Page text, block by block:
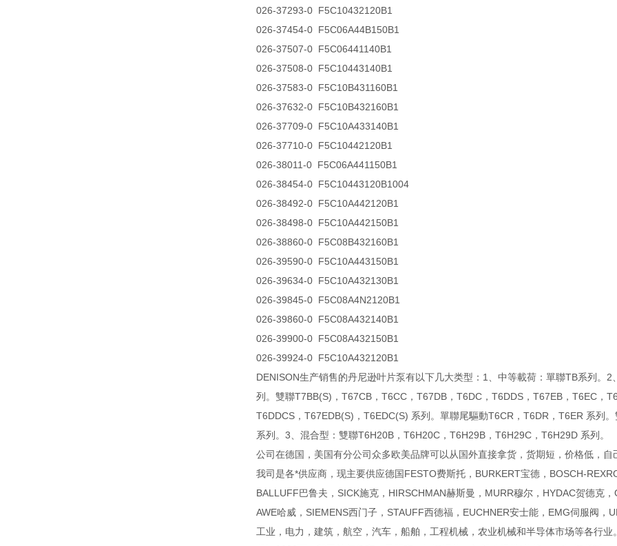
026-37293-0 F5C10432120B1
026-37454-0 F5C06A44B150B1
026-37507-0 F5C06441140B1
026-37508-0 F5C10443140B1
026-37583-0 F5C10B431160B1
026-37632-0 F5C10B432160B1
026-37709-0 F5C10A433140B1
026-37710-0 F5C10442120B1
026-38011-0 F5C06A441150B1
026-38454-0 F5C10443120B1004
026-38492-0 F5C10A442120B1
026-38498-0 F5C10A442150B1
026-38860-0 F5C08B432160B1
026-39590-0 F5C10A443150B1
026-39634-0 F5C10A432130B1
026-39845-0 F5C08A4N2120B1
026-39860-0 F5C08A432140B1
026-39900-0 F5C08A432150B1
026-39924-0 F5C10A432120B1
DENISON生产销售的丹尼逊叶片泵有以下几大类型：1、中等載荷：單聯TB系列。
列。雙聯T7BB(S)，T67CB，T6CC，T67DB，T6DC，T6DDS，T67EB，T6EC，
T6DDCS，T67EDB(S)，T6EDC(S) 系列。單聯尾驅動T6CR，T6DR，T6ER 系列
系列。3、混合型：雙聯T6H20B，T6H20C，T6H29B，T6H29C，T6H29D 系列。
公司在德国，美国有分公司众多欧美品牌可以从国外直接拿货，货期短，价格低，
我司是各*供应商，现主要供应德国FESTO费斯托，BURKERT宝德，BOSCH-
BALLUFF巴鲁夫，SICK施克，HIRSCHMAN赫斯曼，MURR穆尔，HYDAC贺德克
AWE哈威，SIEMENS西门子，STAUFF西德福，EUCHNER安士能，EMG伺服阀
工业，电力，建筑，航空，汽车，船舶，工程机械，农业机械和半导体市场等各行